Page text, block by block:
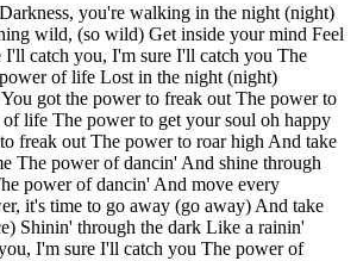
you're walking in the night (night)
wild, (so wild) Get inside your mind Feel
I'll catch you, I'm sure I'll catch you The
of life Lost in the night (night)
got the power to freak out The power to
life The power to get your soul oh happy
freak out The power to roar high And take
The power of dancin' And shine through
power of dancin' And move every
it's time to go away (go away) And take
Shinin' through the dark Like a rainin'
I'm sure I'll catch you The power of